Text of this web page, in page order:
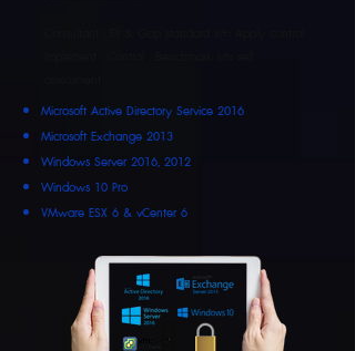
Microsoft Active Directory Service 2016
Microsoft Exchange 2013
Windows Server 2016, 2012
Windows 10 Pro
VMware ESX 6 & vCenter 6